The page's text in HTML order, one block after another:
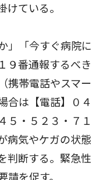
けている。
」「今すぐ病院に
９番通報するべき
携帯電話やスマー
合は【電話】０４
５・５２３・７１
病気やケガの状態
判断する。緊急性
を促す。